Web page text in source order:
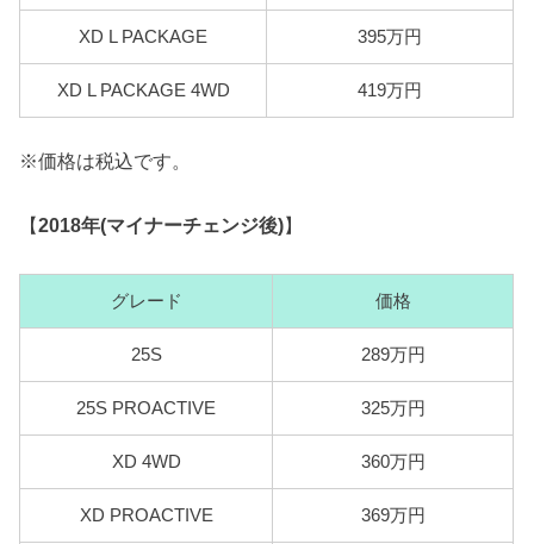
XD L PACKAGE 395万円
XD L PACKAGE 4WD 419万円
※価格は税込です。
【2018年(マイナーチェンジ後)】
グレード 価格
25S 289万円
25S PROACTIVE 325万円
XD 4WD 360万円
XD PROACTIVE 369万円